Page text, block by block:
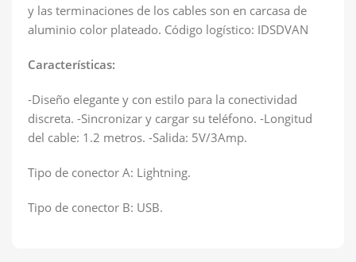
y las terminaciones de los cables son en carcasa de
aluminio color plateado. Código logístico: IDSDVAN
Características:
-Diseño elegante y con estilo para la conectividad
discreta. -Sincronizar y cargar su teléfono. -Longitud
del cable: 1.2 metros. -Salida: 5V/3Amp.
Tipo de conector A: Lightning.
Tipo de conector B: USB.